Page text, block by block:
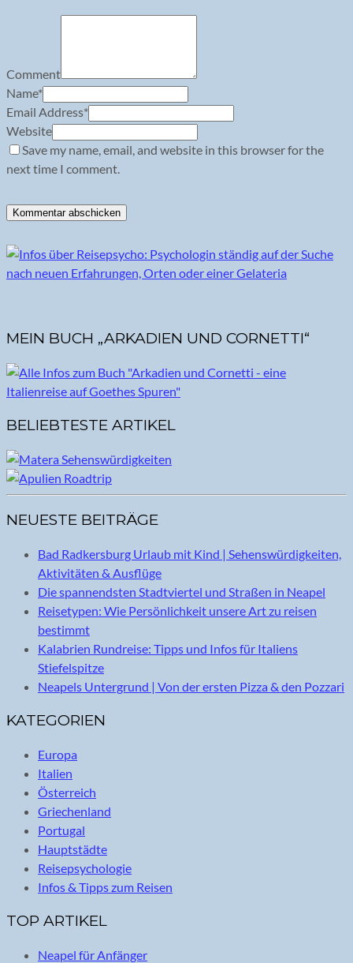
Comment
Name*
Email Address*
Website
Save my name, email, and website in this browser for the
next time I comment.
MEIN BUCH „ARKADIEN UND CORNETTI“
BELIEBTESTE ARTIKEL
NEUESTE BEITRÄGE
Bad Radkersburg Urlaub mit Kind | Sehenswürdigkeiten,
Aktivitäten & Ausflüge
Die spannendsten Stadtviertel und Straßen in Neapel
Reisetypen: Wie Persönlichkeit unsere Art zu reisen
bestimmt
Kalabrien Rundreise: Tipps und Infos für Italiens
Stiefelspitze
Neapels Untergrund | Von der ersten Pizza & den Pozzari
KATEGORIEN
Europa
Italien
Österreich
Griechenland
Portugal
Hauptstädte
Reisepsychologie
Infos & Tipps zum Reisen
TOP ARTIKEL
Neapel für Anfänger